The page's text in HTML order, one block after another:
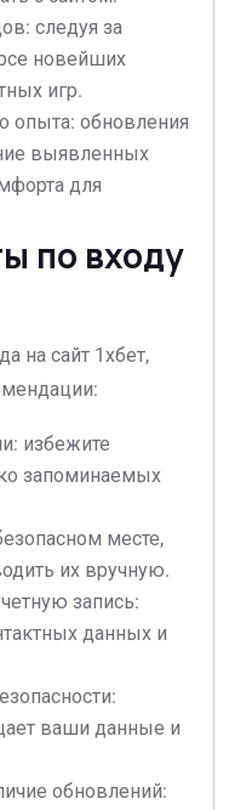
следуя за
новейших
игр.
опыта: обновления
выявленных
для
по входу
на сайт 1хбет,
избежите
запоминаемых
месте,
их вручную.
запись:
данных и
ваши данные и
обновлений: